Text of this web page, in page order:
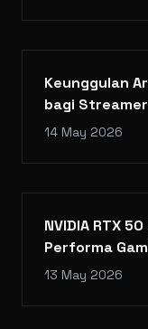
Keunggulan
bagi
14 May 2026
NVIDIA RTX
Performa
13 May 2026